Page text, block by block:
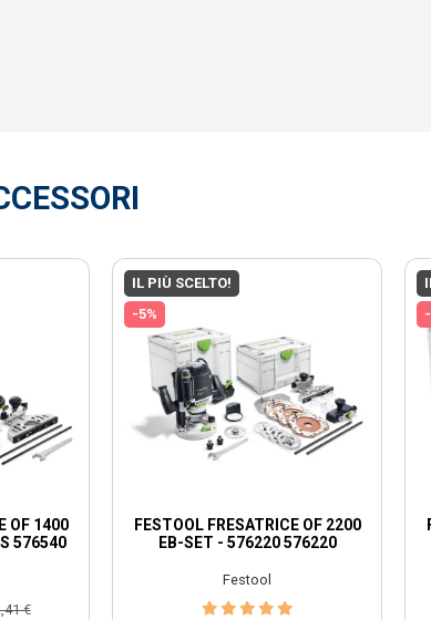
OF 1400
576540
€
IL PIÙ SCELTO!
-5%
FESTOOL FRESATRICE OF 2200
EB-SET - 576220 576220
Festool